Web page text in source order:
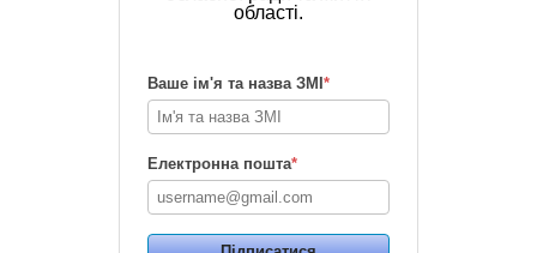
області.
Ваше ім'я та назва ЗМІ *
Електронна пошта*